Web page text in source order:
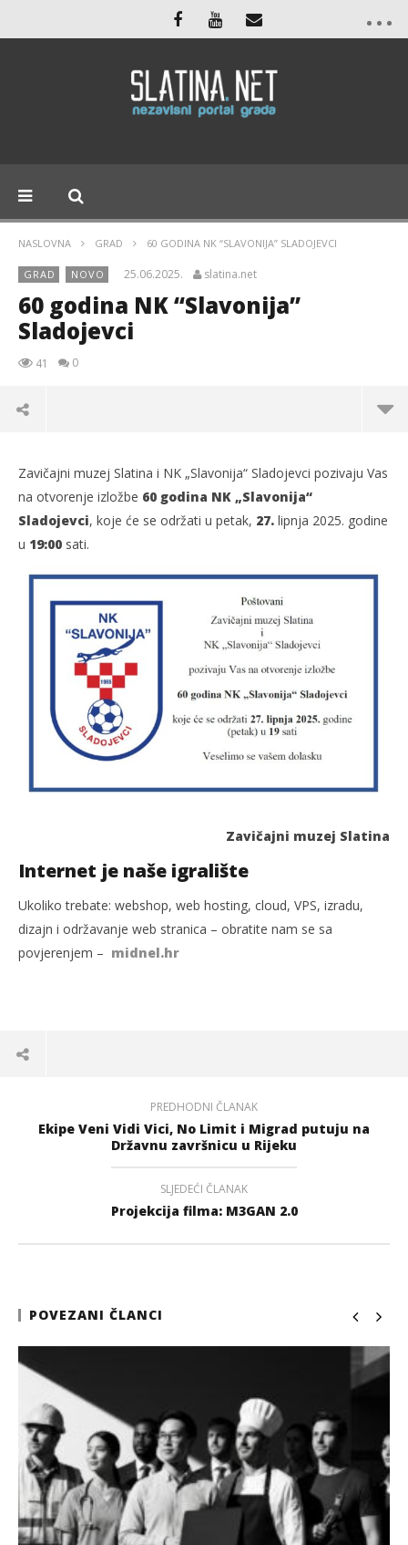
NASLOVNA GRAD 60 GODINA NK “SLAVONIJA” SLADOJEVCI
GRAD NOVO 25.06.2025. slatina.net
60 godina NK “Slavonija”
Sladojevci
41 0
60 godina NK “Slavonija” Sladojevci
25.06.2025.
slatina.net
Zavičajni muzej Slatina i NK „Slavonija“ Sladojevci pozivaju Vas
na otvorenje izložbe 60 godina NK „Slavonija“
Sladojevci, koje će se održati u petak, 27. lipnja 2025. godine
u 19:00 sati.
Zavičajni muzej Slatina
Internet je naše igralište
Ukoliko trebate: webshop, web hosting, cloud, VPS, izradu,
dizajn i održavanje web stranica – obratite nam se sa
povjerenjem – midnel.hr
PREDHODNI ČLANAK
Ekipe Veni Vidi Vici, No Limit i Migrad putuju na
Državnu završnicu u Rijeku
SLJEDEĆI ČLANAK
Projekcija filma: M3GAN 2.0
POVEZANI ČLANCI